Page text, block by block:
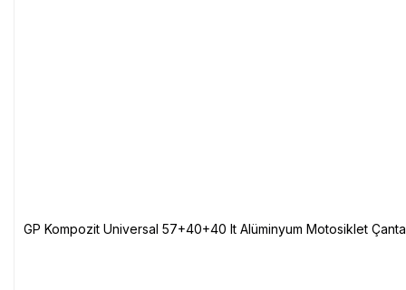
GP Kompozit Universal 57+40+40 lt Alüminyum Motosiklet